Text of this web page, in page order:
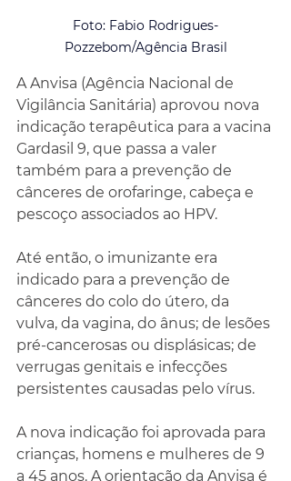
Foto: Fabio Rodrigues-
Pozzebom/Agência Brasil
A Anvisa (Agência Nacional de
Vigilância Sanitária) aprovou nova
indicação terapêutica para a vacina
Gardasil 9, que passa a valer
também para a prevenção de
cânceres de orofaringe, cabeça e
pescoço associados ao HPV.
Até então, o imunizante era
indicado para a prevenção de
cânceres do colo do útero, da
vulva, da vagina, do ânus; de lesões
pré-cancerosas ou displásicas; de
verrugas genitais e infecções
persistentes causadas pelo vírus.
A nova indicação foi aprovada para
crianças, homens e mulheres de 9
a 45 anos. A orientação da Anvisa é